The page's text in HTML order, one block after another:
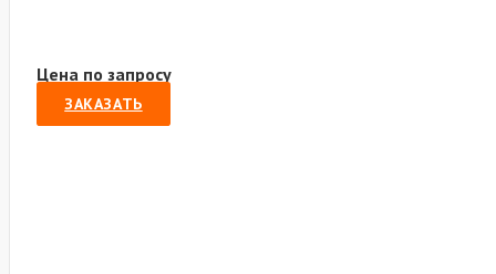
Цена по запросу
ЗАКАЗАТЬ